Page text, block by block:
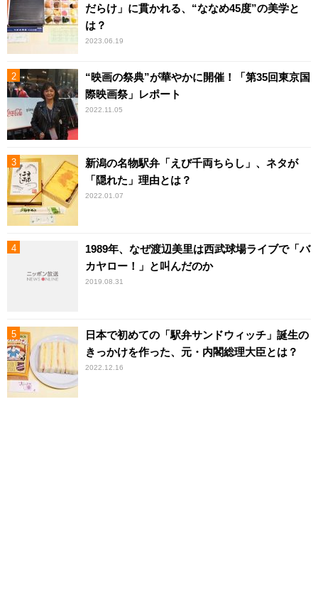
だらけ」に貫かれる、“ななめ45度”の美学と
は？
2023.06.19
“映画の祭典”が華やかに開催！「第35回東京国
際映画祭」レポート
2022.11.05
新潟の名物駅弁「えび千両ちらし」、ネタが
「隠れた」理由とは？
2022.01.07
1989年、なぜ渡辺美里は西武球場ライブで「バ
カヤロー！」と叫んだのか
2019.08.31
日本で初めての「駅弁サンドウィッチ」誕生の
きっかけを作った、元・内閣総理大臣とは？
2022.12.16